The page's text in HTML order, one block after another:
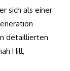
sich als einer
detaillierten
Hill,